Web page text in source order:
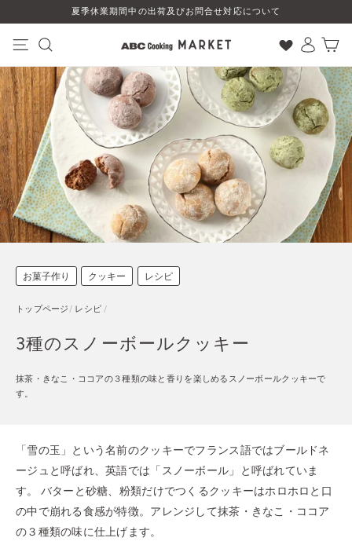
ン
ツ
に
ス
キ
ッ
プ
す
る
夏季休業期間中の出荷及びお問合せ対応について
お菓子作り クッキー レシピ
トップページ / レシピ /
3種のスノーボールクッキー
抹茶・きなこ・ココアの３種類の味と香りを楽しめる スノーボールクッキーで
す。
「雪の玉」という名前のクッキーでフランス語ではブールドネ
ージュと呼ばれ、英語では「スノーボール」と呼ばれていま
す。 バターと砂糖、粉類だけでつくるクッキーはホロホロと口
の中で崩れる食感が特徴。アレンジして抹茶・きなこ・ココア
の３種類の味に仕上げます。